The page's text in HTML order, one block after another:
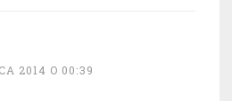
2014 O 00:39